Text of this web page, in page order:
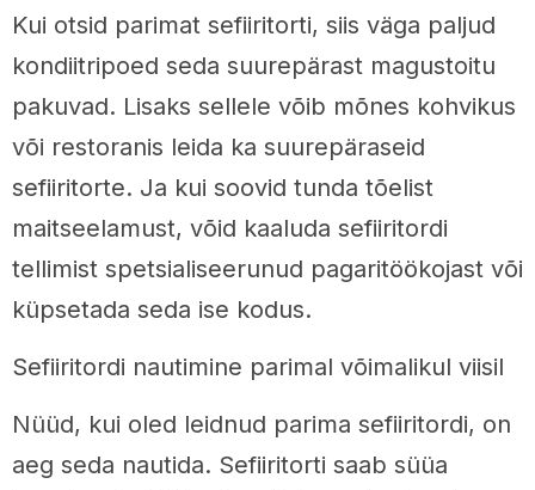
Kui otsid parimat sefiiritorti, siis väga paljud
kondiitripoed seda suurepärast magustoitu
pakuvad. Lisaks sellele võib mõnes kohvikus
või restoranis leida ka suurepäraseid
sefiiritorte. Ja kui soovid tunda tõelist
maitseelamust, võid kaaluda sefiiritordi
tellimist spetsialiseerunud pagaritöökojast või
küpsetada seda ise kodus.
Sefiiritordi nautimine parimal võimalikul viisil
Nüüd, kui oled leidnud parima sefiiritordi, on
aeg seda nautida. Sefiiritorti saab süüa